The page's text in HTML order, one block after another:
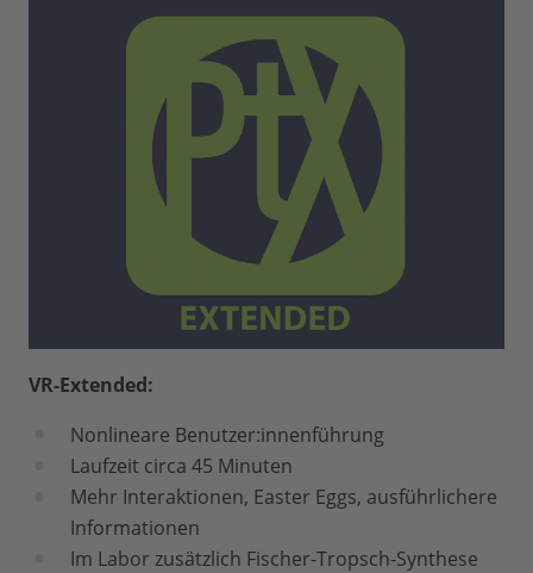
VR-Extended:
Nonlineare Benutzer:innenführung
Laufzeit circa 45 Minuten
Mehr Interaktionen, Easter Eggs, ausführlichere
Informationen
Im Labor zusätzlich Fischer-Tropsch-Synthese